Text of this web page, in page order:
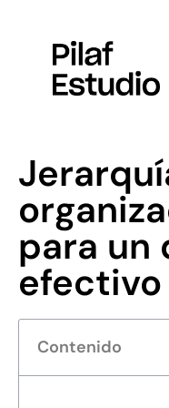
para un
efectivo
Contenido